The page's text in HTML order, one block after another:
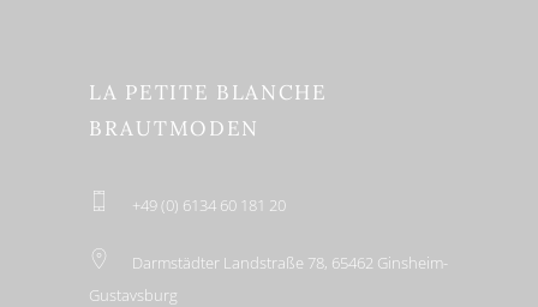
LA PETITE BLANCHE
BRAUTMODEN
+49 (0) 6134 60 181 20
Darmstädter Landstraße 78, 65462 Ginsheim-
Gustavsburg